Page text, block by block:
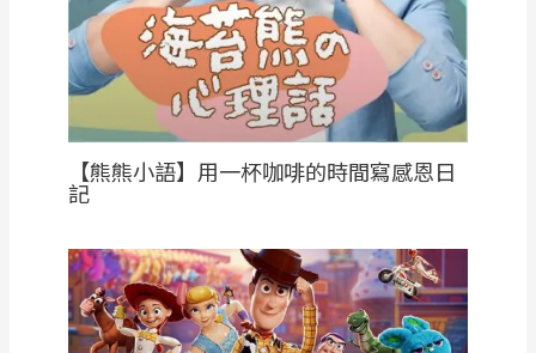
【熊熊小語】用一杯咖啡的時間寫感恩日
記